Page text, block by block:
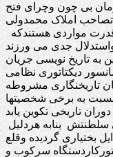
بی چون وچرای فتح
تصاحب املاک محمدولی
مواردی هستندکه
به تاریخ نویسی جریان
دیکتاتوری نظامی
تاریخنگاری مشروطه
به برخی شخصیتها
سلطنتش بنابه هردلیل
بختیاری گردیده وقلع
سرکوب و